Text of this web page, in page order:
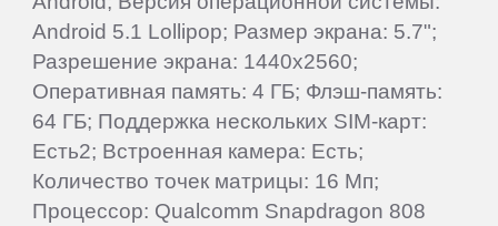
Android 5.1 Lollipop; Размер экрана: 5.7";
Разрешение экрана: 1440x2560;
Оперативная память: 4 ГБ; Флэш-память:
64 ГБ; Поддержка нескольких SIM-карт:
Есть2; Встроенная камера: Есть;
Количество точек матрицы: 16 Мп;
Процессор: Qualcomm Snapdragon 808